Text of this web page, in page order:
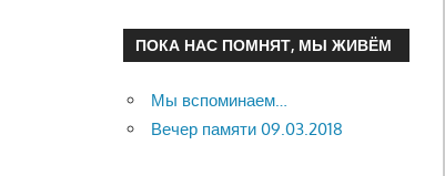
ПОКА НАС ПОМНЯТ, МЫ ЖИВЁМ
Мы вспоминаем…
Вечер памяти 09.03.2018